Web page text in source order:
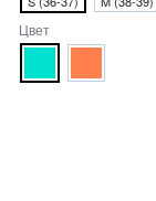
Цвет